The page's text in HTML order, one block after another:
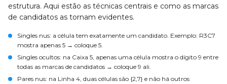
estrutura. Aqui estão as técnicas centrais e como as marcas
de candidatos as tornam evidentes.
Singles nus: a célula tem exatamente um candidato. Exemplo: R3C7
mostra apenas 5 → coloque 5.
Singles ocultos: na Caixa 5, apenas uma célula mostra o dígito 9 entre
todas as marcas de candidatos → coloque 9 ali.
Pares nus: na Linha 4, duas células são {2,7} e não há outros